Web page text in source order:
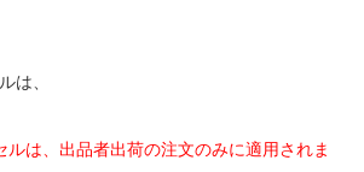
は、
ルは、出品者出荷の注文のみに適用されま